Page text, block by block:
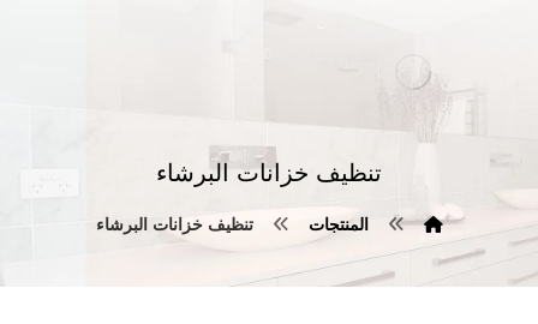
تنظيف خزانات البرشاء
المنتجات تنظيف خزانات البرشاء